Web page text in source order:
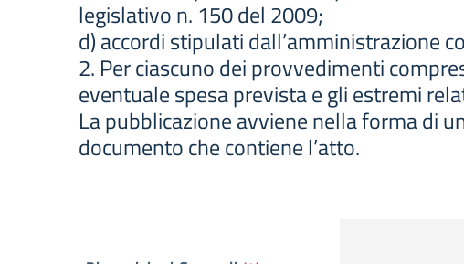
legislativo n. 150 del 2009;
d) accordi stipulati dall’amministrazione
2. Per ciascuno dei provvedimenti
eventuale spesa prevista e gli estremi
La pubblicazione avviene nella forma di
documento che contiene l’atto.